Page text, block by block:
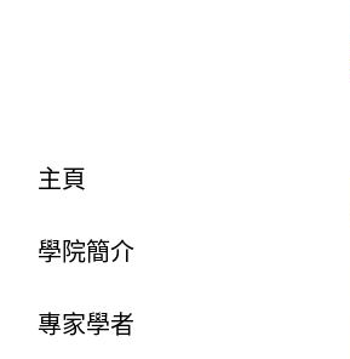
主頁
學院簡介
專家學者